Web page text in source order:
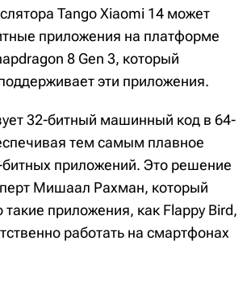
Tango Xiaomi 14 может
приложения на платформе
8 Gen 3, который
эти приложения.
32-битный машинный код в 64-
тем самым плавное
приложений. Это решение
Мишаал Рахман, который
такие приложения, как Flappy Bird,
работать на смартфонах